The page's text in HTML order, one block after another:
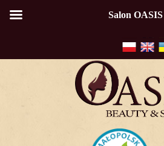
Salon OASIS